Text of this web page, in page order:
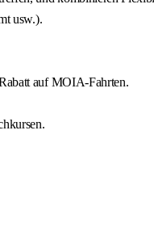
usw.).
auf MOIA-Fahrten.